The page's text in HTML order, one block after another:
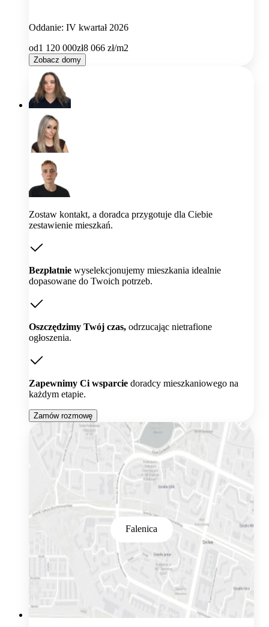
Oddanie: IV kwartał 2026
od1 120 000zł8 066 zł/m2
Zobacz domy
Zostaw kontakt, a doradca przygotuje dla Ciebie
zestawienie mieszkań.
Bezpłatnie wyselekcjonujemy mieszkania idealnie
dopasowane do Twoich potrzeb.
Oszczędzimy Twój czas, odrzucając nietrafione
ogłoszenia.
Zapewnimy Ci wsparcie doradcy mieszkaniowego na
każdym etapie.
Zamów rozmowę
Falenica